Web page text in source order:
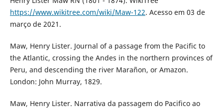
https://www.wikitree.com/wiki/Maw-122. Acesso em 03 de
março de 2021.
Maw, Henry Lister. Journal of a passage from the Pacific to
the Atlantic, crossing the Andes in the northern provinces of
Peru, and descending the river Marañon, or Amazon.
London: John Murray, 1829.
Maw, Henry Lister. Narrativa da passagem do Pacifico ao